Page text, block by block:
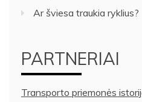
Ar šviesa traukia ryklius?
PARTNERIAI
Transporto priemonės